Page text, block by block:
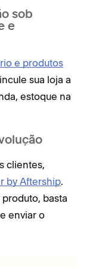
sob
e
e produtos
sua loja a
estoque na
clientes,
by Aftership.
basta
enviar o